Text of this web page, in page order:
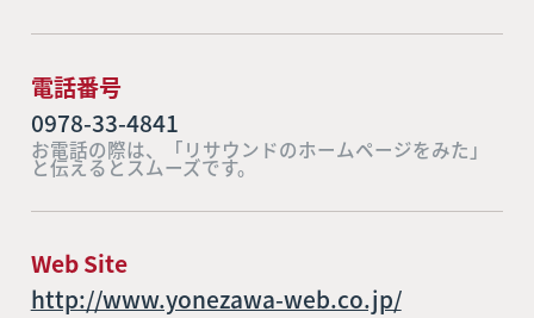
電話番号
0978-33-4841
お電話の際は、「リサウンドのホームページをみた」
と伝えるとスムーズです。
Web Site
http://www.yonezawa-web.co.jp/